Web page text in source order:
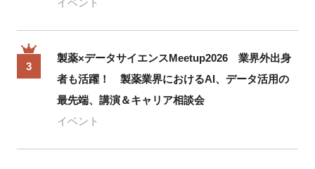
イベント
3
製薬×データサイエンスMeetup2026 業界外出身
者も活躍！ 製薬業界におけるAI、データ活用の
最先端、講演＆キャリア相談会
イベント